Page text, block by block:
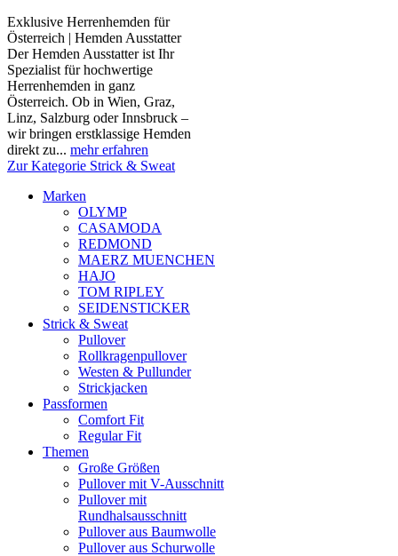
Exklusive Herrenhemden für
Österreich | Hemden Ausstatter
Der Hemden Ausstatter ist Ihr
Spezialist für hochwertige
Herrenhemden in ganz
Österreich. Ob in Wien, Graz,
Linz, Salzburg oder Innsbruck –
wir bringen erstklassige Hemden
direkt zu... mehr erfahren
Zur Kategorie Strick & Sweat
Marken
OLYMP
CASAMODA
REDMOND
MAERZ MUENCHEN
HAJO
TOM RIPLEY
SEIDENSTICKER
Strick & Sweat
Pullover
Rollkragenpullover
Westen & Pullunder
Strickjacken
Passformen
Comfort Fit
Regular Fit
Themen
Große Größen
Pullover mit V-Ausschnitt
Pullover mit
Rundhalsausschnitt
Pullover aus Baumwolle
Pullover aus Schurwolle